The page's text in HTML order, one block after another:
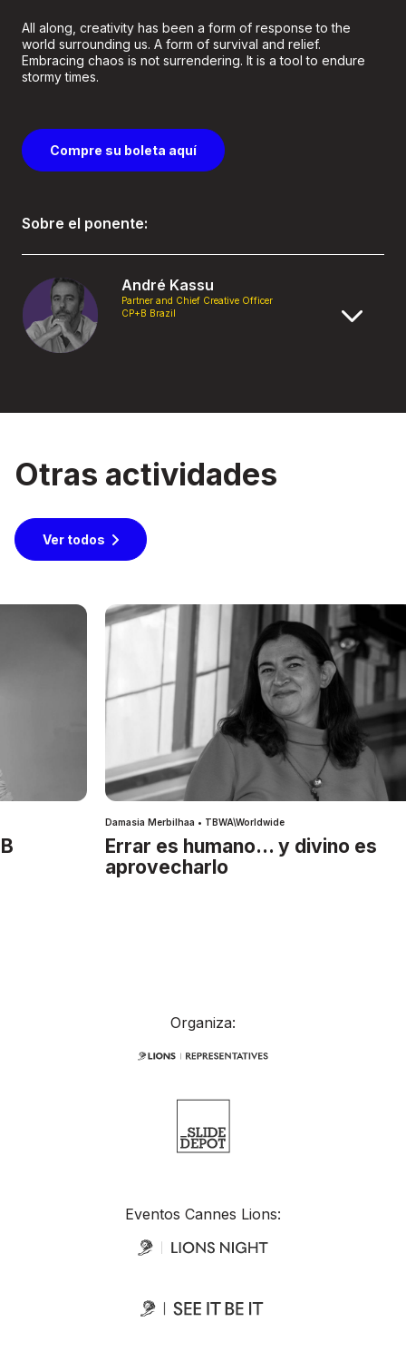
All along, creativity has been a form of response to the
world surrounding us. A form of survival and relief.
Embracing chaos is not surrendering. It is a tool to endure
stormy times.
Compre su boleta aquí
Sobre el ponente:
André Kassu
Partner and Chief Creative Officer
CP+B Brazil
Otras actividades
Ver todos
Damasia Merbilhaa • TBWA\Worldwide
Errar es humano… y divino es
aprovecharlo
Organiza:
Eventos Cannes Lions: